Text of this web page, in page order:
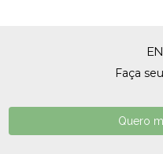
Faça
Quero